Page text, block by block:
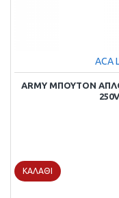
ACA
ARMY ΜΠΟΥΤΟΝ
ΚΑΛΆΘΙ